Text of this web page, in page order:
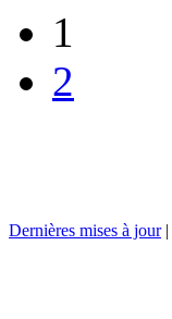
1
2
Dernières mises à jour|